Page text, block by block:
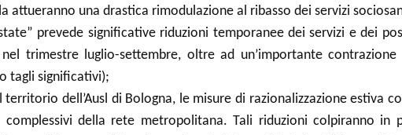
attueranno una drastica rimodulazione al ribasso dei servizi
prevede significative riduzioni temporanee dei servizi e dei
trimestre luglio-settembre, oltre ad un’importante
tagli significativi);
territorio dell’Ausl di Bologna, le misure di razionalizzazione estiva
della rete metropolitana. Tali riduzioni colpiranno